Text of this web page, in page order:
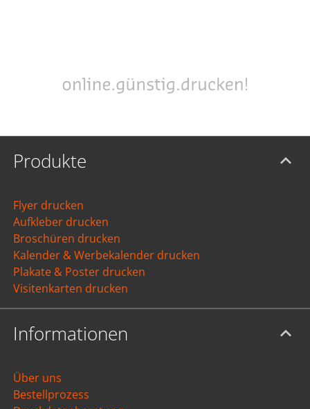
Produkte
Flyer drucken
Aufkleber drucken
Broschüren drucken
Kalender & Werbekalender drucken
Plakate & Poster drucken
Visitenkarten drucken
Informationen
Über uns
Bestellprozess